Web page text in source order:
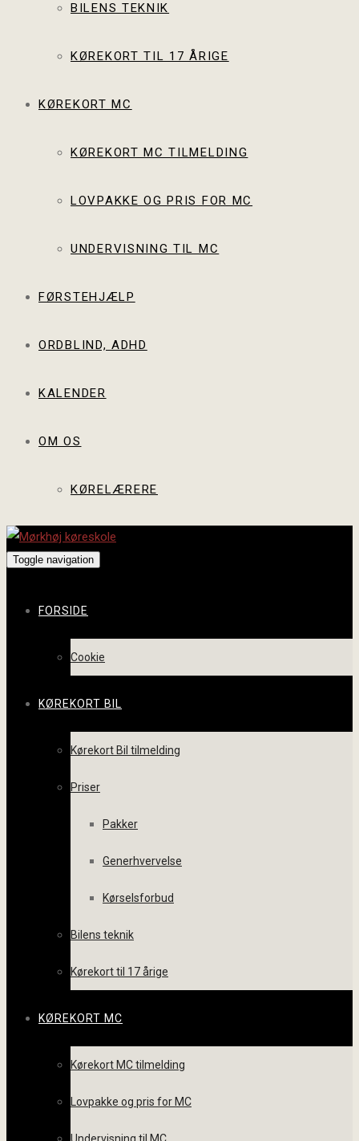
BILENS TEKNIK
KØREKORT TIL 17 ÅRIGE
KØREKORT MC
KØREKORT MC TILMELDING
LOVPAKKE OG PRIS FOR MC
UNDERVISNING TIL MC
FØRSTEHJÆLP
ORDBLIND, ADHD
KALENDER
OM OS
KØRELÆRERE
Toggle navigation
FORSIDE
Cookie
KØREKORT BIL
Kørekort Bil tilmelding
Priser
Pakker
Generhvervelse
Kørselsforbud
Bilens teknik
Kørekort til 17 årige
KØREKORT MC
Kørekort MC tilmelding
Lovpakke og pris for MC